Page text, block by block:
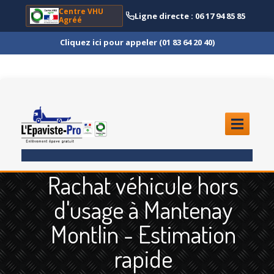
Centre VHU
Agréé
Ligne directe : 06 17 94 85 85
Cliquez ici pour appeler (01 83 64 20 40)
ENLÈVEMENTÉPAVE
Quoi ?
Scooteret Moto
Camion
et Poids Lourd
Rachat véhicule hors
d'usage à Mantenay
Montlin - Estimation
rapide